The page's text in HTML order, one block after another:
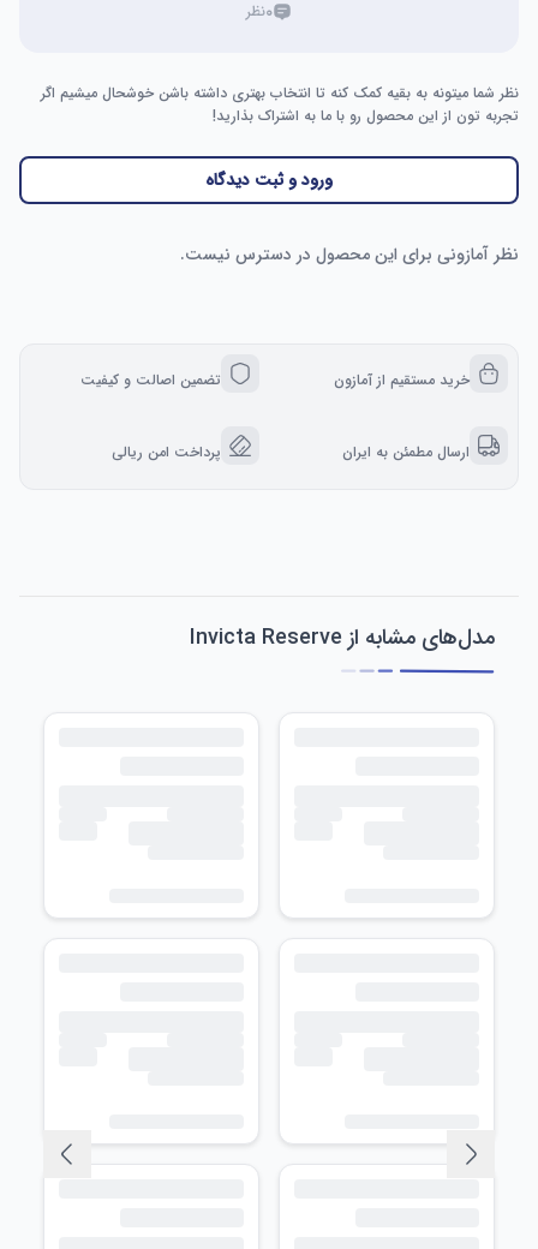
۰نظر
نظر شما میتونه به بقیه کمک کنه تا انتخاب بهتری داشته باشن خوشحال میشیم اگر
تجربه تون از این محصول رو با ما به اشتراک بذارید!
ورود و ثبت دیدگاه
نظر آمازونی برای این محصول در دسترس نیست.
خرید مستقیم از آمازون تضمین اصالت و کیفیت
ارسال مطمئن به ایران پرداخت امن ریالی
مدل‌های مشابه از Invicta Reserve